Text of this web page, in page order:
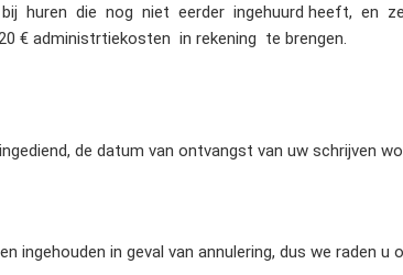
huren die nog niet eerder ingehuurd heeft, en
administrtiekosten in rekening te brengen.
de datum van ontvangst van uw schrijven
ingehouden in geval van annulering, dus we